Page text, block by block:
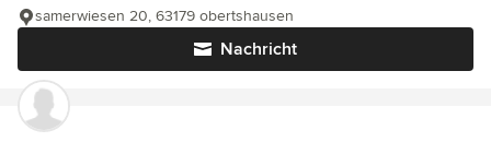
Nachricht
samerwiesen 20, 63179 obertshausen